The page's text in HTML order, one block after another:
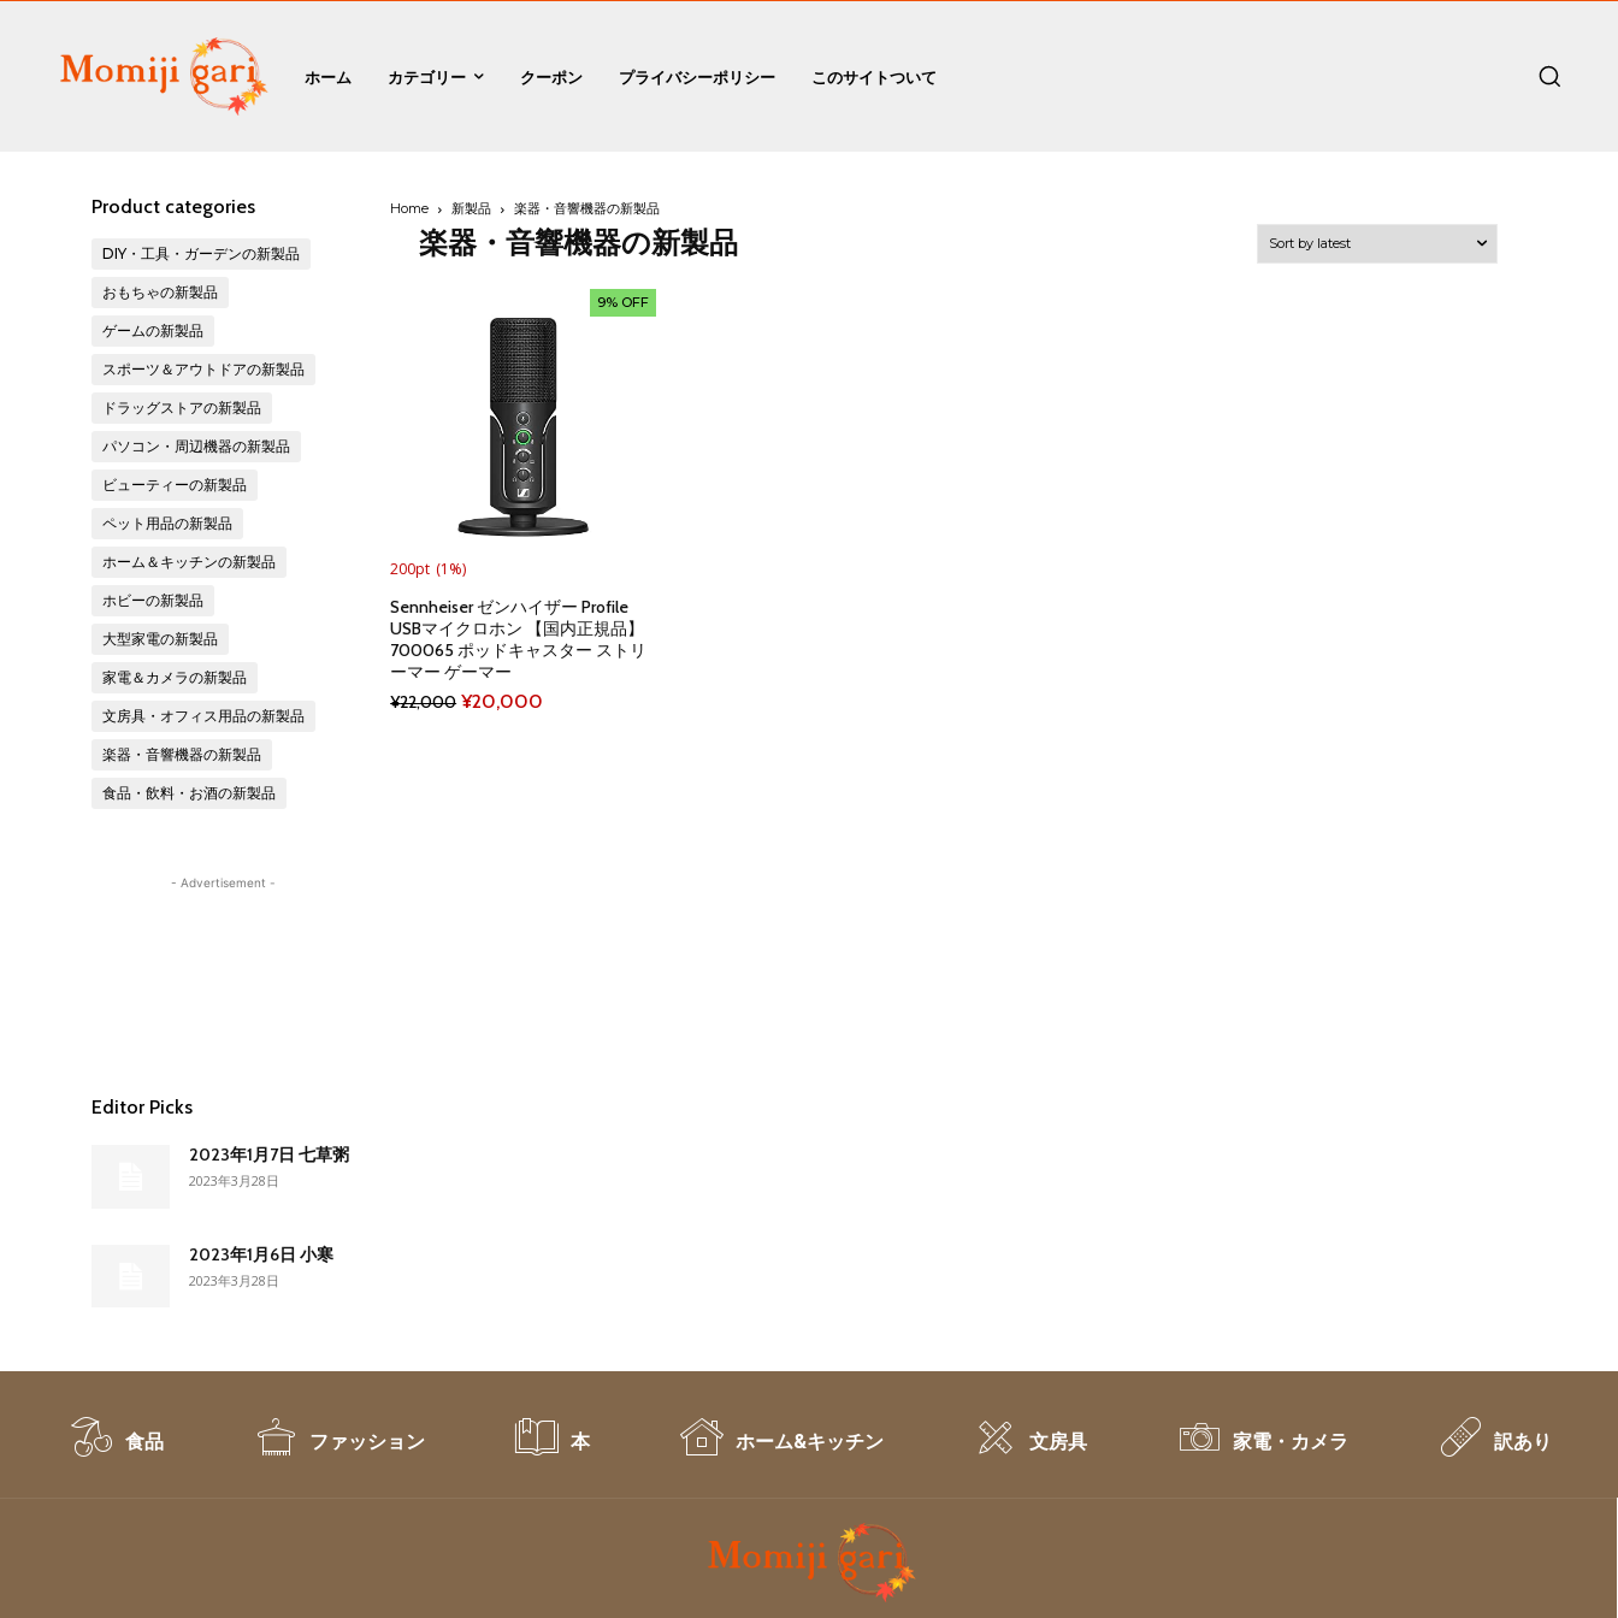
ホーム カテゴリー クーポン プライバシーポリシー このサイトついて
Product categories
DIY・工具・ガーデンの新製品
おもちゃの新製品
ゲームの新製品
スポーツ＆アウトドアの新製品
ドラッグストアの新製品
パソコン・周辺機器の新製品
ビューティーの新製品
ペット用品の新製品
ホーム＆キッチンの新製品
ホビーの新製品
大型家電の新製品
家電＆カメラの新製品
文房具・オフィス用品の新製品
楽器・音響機器の新製品
食品・飲料・お酒の新製品
- Advertisement -
Editor Picks
2023年1月7日 七草粥
2023年3月28日
2023年1月6日 小寒
2023年3月28日
Home 新製品 楽器・音響機器の新製品
楽器・音響機器の新製品
9% OFF
200pt (1%)
Sennheiser ゼンハイザー Profile
USBマイクロホン 【国内正規品】
700065 ポッドキャスター ストリ
ーマー ゲーマー
¥22,000 Original
¥20,000
食品 ファッション 本 ホーム&キッチン 文房具 家電・カメラ 訳あり